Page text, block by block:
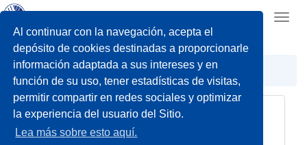
Al continuar con la navegación, acepta el
depósito de cookies destinadas a proporcionarle
información adaptada a sus intereses y en
función de su uso, tener estadísticas de visitas,
permitir compartir en redes sociales y optimizar
la experiencia del usuario del Sitio.
Lea más sobre esto aquí.
Hogar Sillones de descanso